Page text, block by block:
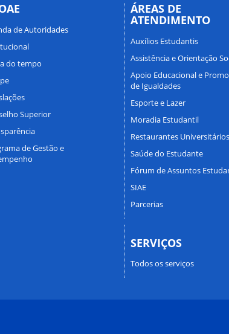
de Autoridades
do tempo
Superior
de Gestão e
ÁREAS DE
ATENDIMENTO
Auxílios Estudantis
Assistência e Orientação
Apoio Educacional e
de Igualdades
Esporte e Lazer
Moradia Estudantil
Restaurantes Universitários
Saúde do Estudante
Fórum de Assuntos
SIAE
Parcerias
SERVIÇOS
Todos os serviços